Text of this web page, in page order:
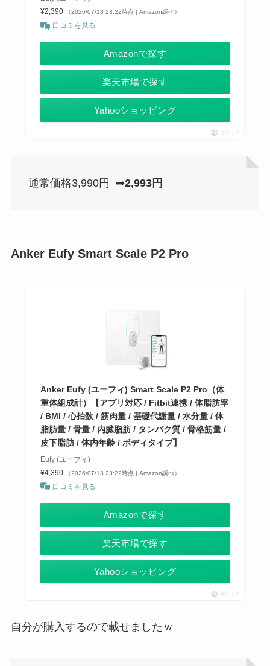
¥2,390
（2026/07/13 23:22時点 | Amazon調べ）
口コミを見る
Amazonで探す
楽天市場で探す
Yahooショッピング
ポチップ
通常価格3,990円 ➡2,993円
Anker Eufy Smart Scale P2 Pro
Anker Eufy (ユーフィ) Smart Scale P2 Pro（体
重体組成計）【アプリ対応 / Fitbit連携 / 体脂肪率
/ BMI / 心拍数 / 筋肉量 / 基礎代謝量 / 水分量 / 体
脂肪量 / 骨量 / 内臓脂肪 / タンパク質 / 骨格筋量 /
皮下脂肪 / 体内年齢 / ボディタイプ】
Eufy (ユーフィ)
¥4,390
（2026/07/13 23:22時点 | Amazon調べ）
口コミを見る
Amazonで探す
楽天市場で探す
Yahooショッピング
ポチップ
自分が購入するので載せましたｗ